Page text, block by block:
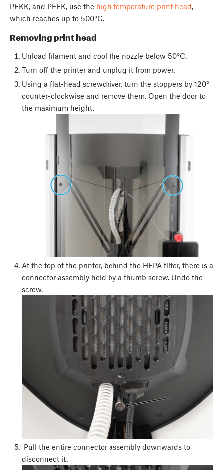
PEKK, and PEEK, use the high temperature print head,
which reaches up to 500°C.
Removing print head
Unload filament and cool the nozzle below 50°C.
Turn off the printer and unplug it from power.
Using a flat-head screwdriver, turn the stoppers by 120°
counter-clockwise and remove them. Open the door to
the maximum height.
At the top of the printer, behind the HEPA filter, there is a
connector assembly held by a thumb screw. Undo the
screw.
Pull the entire connector assembly downwards to
disconnect it.